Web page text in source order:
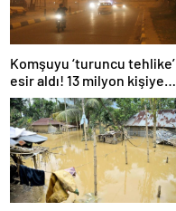
Komşuyu ‘turuncu tehlike’
esir aldı! 13 milyon kişiye
“evde kalın” uyarısı…